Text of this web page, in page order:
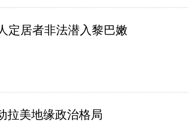
定居者非法潜入黎巴嫩
拉美地缘政治格局